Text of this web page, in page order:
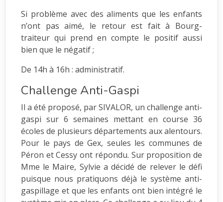
Si problème avec des aliments que les enfants
n’ont pas aimé, le retour est fait à Bourg-
traiteur qui prend en compte le positif aussi
bien que le négatif ;
De 14h à 16h : administratif.
Challenge Anti-Gaspi
Il a été proposé, par SIVALOR, un challenge anti-
gaspi sur 6 semaines mettant en course 36
écoles de plusieurs départements aux alentours.
Pour le pays de Gex, seules les communes de
Péron et Cessy ont répondu. Sur proposition de
Mme le Maire, Sylvie a décidé de relever le défi
puisque nous pratiquons déjà le système anti-
gaspillage et que les enfants ont bien intégré le